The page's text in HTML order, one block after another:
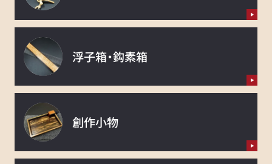
浮子箱・鈎素箱
創作小物